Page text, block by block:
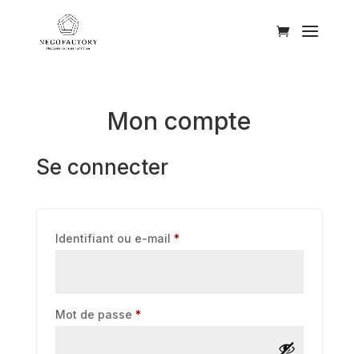
Mon compte
Se connecter
Identifiant ou e-mail *Obligatoire
Mot de passe *Obligatoire